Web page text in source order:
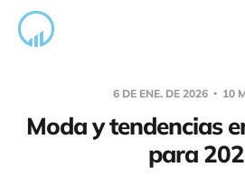
6 DE ENE. DE 2026 10
Moda y tendencias
para